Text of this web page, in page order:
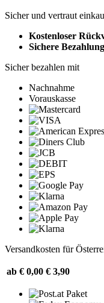
Sicher und vertraut
Kostenloser
Sichere Bezahlung
Sicher bezahlen mit
Nachnahme
Vorauskasse
Versandkosten für
ab € 0,00 € 3,90